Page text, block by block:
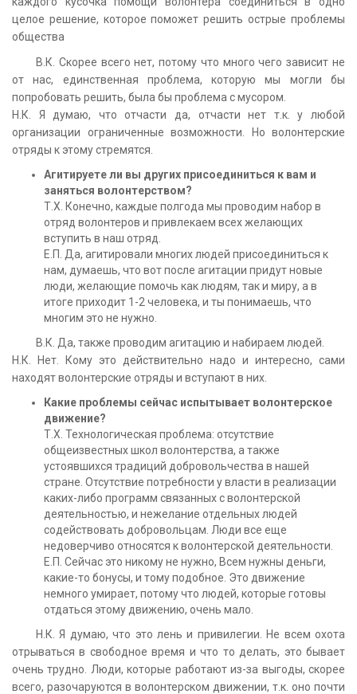
целое решение, которое поможет решить острые проблемы
общества
В.К. Скорее всего нет, потому что много чего зависит не
от нас, единственная проблема, которую мы могли бы
попробовать решить, была бы проблема с мусором.
Н.К. Я думаю, что отчасти да, отчасти нет т.к. у любой
организации ограниченные возможности. Но волонтерские
отряды к этому стремятся.
Агитируете ли вы других присоединиться к вам и
заняться волонтерством?
Т.Х. Конечно, каждые полгода мы проводим набор в
отряд волонтеров и привлекаем всех желающих
вступить в наш отряд.
Е.П. Да, агитировали многих людей присоединиться к
нам, думаешь, что вот после агитации придут новые
люди, желающие помочь как людям, так и миру, а в
итоге приходит 1-2 человека, и ты понимаешь, что
многим это не нужно.
В.К. Да, также проводим агитацию и набираем людей.
Н.К. Нет. Кому это действительно надо и интересно, сами
находят волонтерские отряды и вступают в них.
Какие проблемы сейчас испытывает волонтерское
движение?
Т.Х. Технологическая проблема: отсутствие
общеизвестных школ волонтерства, а также
устоявшихся традиций добровольчества в нашей
стране. Отсутствие потребности у власти в реализации
каких-либо программ связанных с волонтерской
деятельностью, и нежелание отдельных людей
содействовать добровольцам. Люди все еще
недоверчиво относятся к волонтерской деятельности.
Е.П. Сейчас это никому не нужно, Всем нужны деньги,
какие-то бонусы, и тому подобное. Это движение
немного умирает, потому что людей, которые готовы
отдаться этому движению, очень мало.
Н.К. Я думаю, что это лень и привилегии. Не всем охота
отрываться в свободное время и что то делать, это бывает
очень трудно. Люди, которые работают из-за выгоды, скорее
всего, разочаруются в волонтерском движении, т.к. оно почти